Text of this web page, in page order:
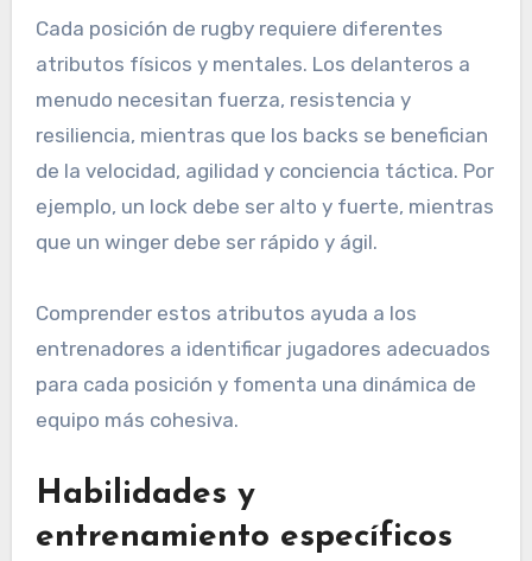
Cada posición de rugby requiere diferentes
atributos físicos y mentales. Los delanteros a
menudo necesitan fuerza, resistencia y
resiliencia, mientras que los backs se benefician
de la velocidad, agilidad y conciencia táctica. Por
ejemplo, un lock debe ser alto y fuerte, mientras
que un winger debe ser rápido y ágil.
Comprender estos atributos ayuda a los
entrenadores a identificar jugadores adecuados
para cada posición y fomenta una dinámica de
equipo más cohesiva.
Habilidades y
entrenamiento específicos